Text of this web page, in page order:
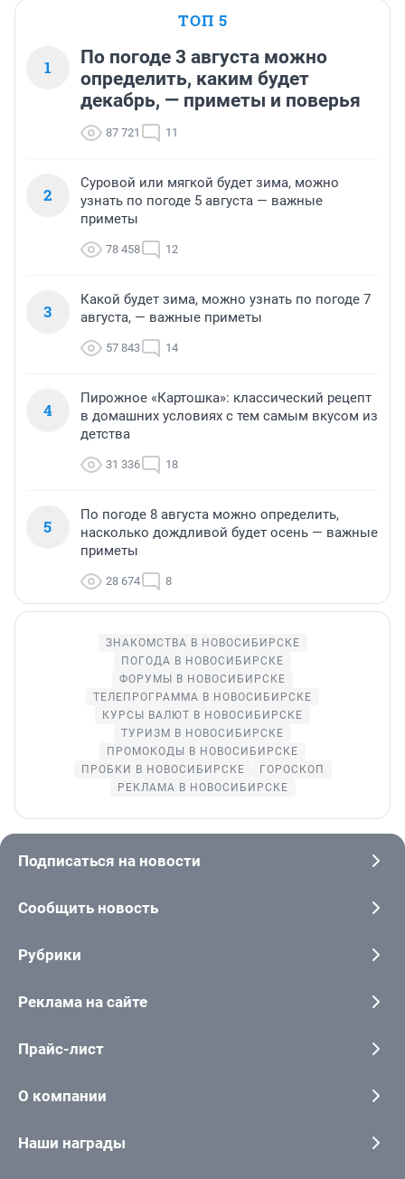
ТОП 5
1
По погоде 3 августа можно
определить, каким будет
декабрь, — приметы и поверья
87 721 11
2
Суровой или мягкой будет зима, можно
узнать по погоде 5 августа — важные
приметы
78 458 12
3
Какой будет зима, можно узнать по погоде 7
августа, — важные приметы
57 843 14
4
Пирожное «Картошка»: классический рецепт
в домашних условиях с тем самым вкусом из
детства
31 336 18
5
По погоде 8 августа можно определить,
насколько дождливой будет осень — важные
приметы
28 674 8
ЗНАКОМСТВА В НОВОСИБИРСКЕ
ПОГОДА В НОВОСИБИРСКЕ
ФОРУМЫ В НОВОСИБИРСКЕ
ТЕЛЕПРОГРАММА В НОВОСИБИРСКЕ
КУРСЫ ВАЛЮТ В НОВОСИБИРСКЕ
ТУРИЗМ В НОВОСИБИРСКЕ
ПРОМОКОДЫ В НОВОСИБИРСКЕ
ПРОБКИ В НОВОСИБИРСКЕ
ГОРОСКОП
РЕКЛАМА В НОВОСИБИРСКЕ
Подписаться на новости
Сообщить новость
Рубрики
Реклама на сайте
Прайс-лист
О компании
Наши награды